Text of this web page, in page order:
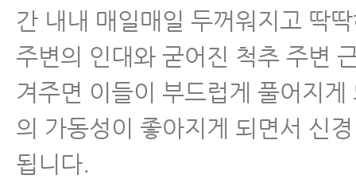
- 척추관이 좁아져 협착이 있어도
람이 많은 이유
- 척추협착증 치료 잘하는 곳 고르
- 척추협착증과 근감소증은 매우
있습니다.
간 내내 매일매일 두꺼워지고 딱
주변의 인대와 굳어진 척추 주변
겨주면 이들이 부드럽게 풀어지게
의 가동성이 좋아지게 되면서 신
됩니다.